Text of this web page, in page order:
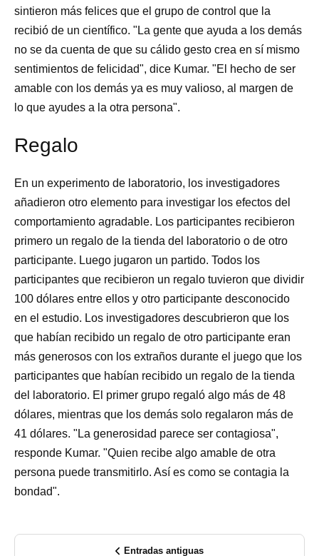
sintieron más felices que el grupo de control que la
recibió de un científico. "La gente que ayuda a los demás
no se da cuenta de que su cálido gesto crea en sí mismo
sentimientos de felicidad", dice Kumar. "El hecho de ser
amable con los demás ya es muy valioso, al margen de
lo que ayudes a la otra persona".
Regalo
En un experimento de laboratorio, los investigadores
añadieron otro elemento para investigar los efectos del
comportamiento agradable. Los participantes recibieron
primero un regalo de la tienda del laboratorio o de otro
participante. Luego jugaron un partido. Todos los
participantes que recibieron un regalo tuvieron que dividir
100 dólares entre ellos y otro participante desconocido
en el estudio. Los investigadores descubrieron que los
que habían recibido un regalo de otro participante eran
más generosos con los extraños durante el juego que los
participantes que habían recibido un regalo de la tienda
del laboratorio. El primer grupo regaló algo más de 48
dólares, mientras que los demás solo regalaron más de
41 dólares. "La generosidad parece ser contagiosa",
responde Kumar. "Quien recibe algo amable de otra
persona puede transmitirlo. Así es como se contagia la
bondad".
Entradas antiguas